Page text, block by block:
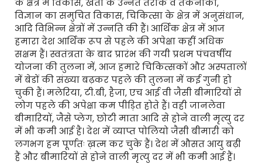
के क्षेत्र में विकास, खेती के उन्नत तरीके व तकनीकी,
विज्ञान का समुचित विकास, चिकित्सा के क्षेत्र में अनुसंधान,
आदि विभिन्न क्षेत्रों में उन्नति की हैं। आर्थिक क्षेत्र में आज
हमारा देश आर्थिक रूप से पहले की अपेक्षा कहीं अधिक
सक्षम हैं। स्वतंत्रता के बाद प्रारंभ की गयी प्रथम पंचवर्षीय
योजना की तुलना में, आज हमारे चिकित्सकों और अस्पतालों
में बेडों की संख्या बढ़कर पहले की तुलना में कई गुनी हो
चुकी हैं। मलेरिया, टी.बी, हैजा, एच आई वी जैसी बीमारियों से
लोग पहले की अपेक्षा कम पीड़ित होते हैं। वही जानलेवा
बीमारियों, जैसे प्लेग, छोटी माता आदि से होने वाली मृत्यु दर
में भी कमी आई है। देश में व्याप्त पोलियो जैसी बीमारी को
लगभग हम पूर्णतः ख़त्म कर चुके हैं। देश में औसत आयु बढ़ी
हैं और बीमारियों से होने वाली मृत्यु दर में भी कमी आई हैं।